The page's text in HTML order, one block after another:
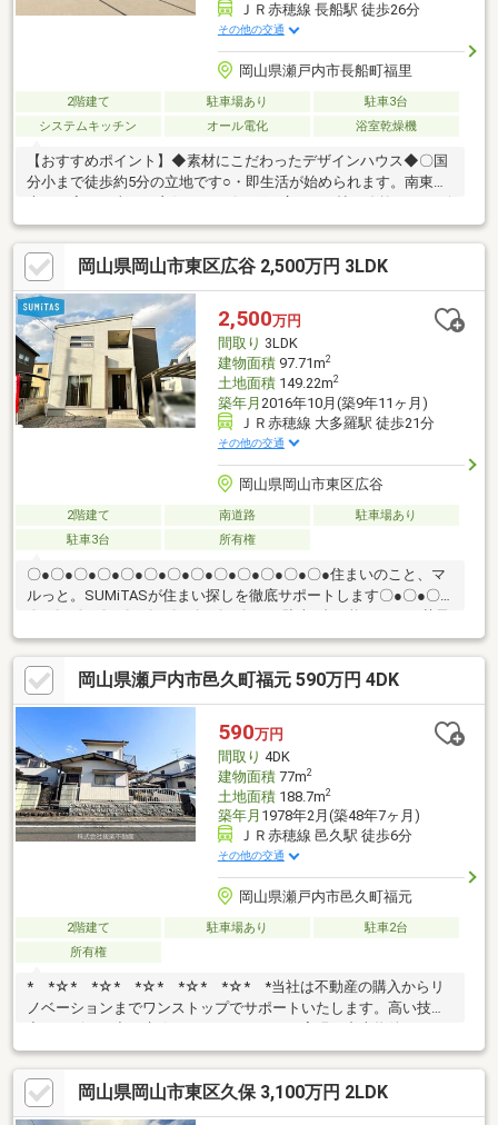
ＪＲ赤穂線 長船駅 徒歩26分
その他の交通
岡山県瀬戸内市長船町福里
2階建て 駐車場あり
駐車3台
システムキッチン
オール電化 浴室乾燥機
【おすすめポイント】◆素材にこだわったデザインハウス◆〇国
分小まで徒歩約5分の立地です○・即生活が始められます。南東採
ング階段の仕様です。・内装（床、壁）水回り新品未使用♪・駐車
は３台～4可能です。【周辺環境】・国分小学校まで徒歩約5分・
長船駅まで車で約5分・ハローズ長船店まで車で約5分〇お問い合
わせ〇見学希望の方は見学予約ボタンよりまた、詳細気になる方
は下記までお問い合わせください♪ばんな不動産 086-201-3488
岡山県岡山市東区広谷 2,500万円 3LDK
2,500万円
間取り 3LDK
建物面積97.71m2
土地面積149.22m2
築年月 2016年10月(築9年11ヶ月)
ＪＲ赤穂線 大多羅駅 徒歩21分
その他の交通
岡山県岡山市東区広谷
2階建て 南道路
駐車場あり
駐車3台
所有権
〇●〇●〇●〇●〇●〇●〇●〇●〇●〇●〇●〇●〇●住まいのこと、マ
ルっと。SUMiTASが住まい探しを徹底サポートします〇●〇●〇●
〇●〇●〇●〇●〇●〇●〇●〇●〇●〇●――駐車3台可能です♪――芥子
山小学校まで徒歩13分♪【リフォーム内容】 コンロ新品、室内
クリーニング、給湯器交換他にも「これはどんな物件？」「住所
が知りたい」など、お気兼ねなくお問い合わせください。物件ご
とではなく、お客様ごとに担当者がサポートさせていただきま
岡山県瀬戸内市邑久町福元 590万円 4DK
590万円
間取り 4DK
建物面積77m2
土地面積188.7m2
築年月 1978年2月(築48年7ヶ月)
ＪＲ赤穂線 邑久駅 徒歩6分
その他の交通
岡山県瀬戸内市邑久町福元
2階建て 駐車場あり
駐車2台
所有権
* *☆* *☆* *☆* *☆* *☆* *当社は不動産の購入からリ
ノベーションまでワンストップでサポートいたします。高い技術
ベ・リフォームで蘇らせます。物件購入費用とリノベ工事費用を
一緒にローンで組む提案も可能です。3Dモデリングでリフォーム
の完成予想図を立体的に表現。購入・買い替え・購入+リノベー
ションなど、お気軽にご相談ください！お問い合わせは【086-
岡山県岡山市東区久保 3,100万円 2LDK